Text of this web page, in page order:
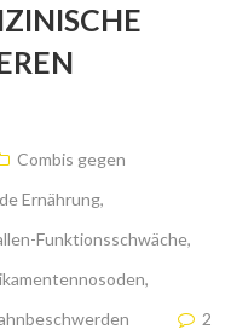
Combis gegen
Ernährung,
Funktionsschwäche,
,
2